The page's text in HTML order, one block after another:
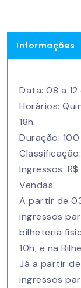
Informações
Data: 08 a 12
Horários:
18h
Duração: 100
Ingressos:
Vendas:
A partir de
ingressos
bilheteria
10h, e na
​Já a partir
ingressos